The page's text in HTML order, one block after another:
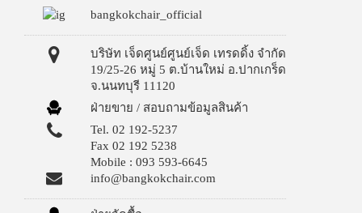
bangkokchair_official
บริษัท เจ็ดศูนย์ศูนย์เจ็ด เทรดดิ้ง จำกัด
19/25-26 หมู่ 5 ต.บ้านใหม่ อ.ปากเกร็ด
จ.นนทบุรี 11120
ฝ่ายขาย / สอบถามข้อมูลสินค้า
Tel. 02 192-5237
Fax 02 192 5238
Mobile : 093 593-6645
info@bangkokchair.com